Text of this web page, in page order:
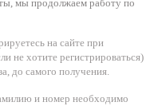
мы продолжаем работу по
на сайте при
не хотите регистрироваться)
до самого получения.
и номер необходимо